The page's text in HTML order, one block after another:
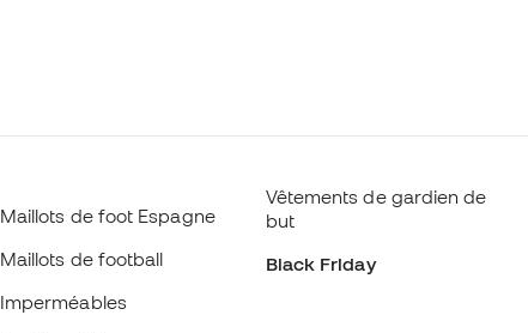
Maillots de foot Espagne
Maillots de football
Imperméables
Vêtements de gardien de
but
Black Friday